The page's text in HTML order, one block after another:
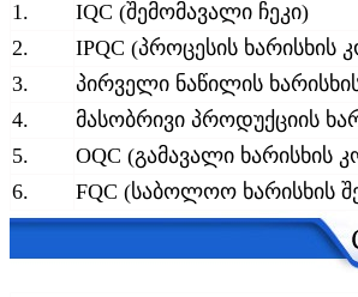
1.
IQC (შემომავალი ჩეკი)
2.
IPQC (პროცესის
3.
პირველი ნაწილის
4.
მასობრივი პროდუქციის
5.
OQC (გამავალი ხარისხის
6.
FQC (საბოლოო ხარისხის